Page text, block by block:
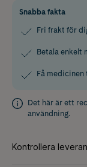
Snabba fakta
Fri frakt för
Betala enkelt
Få
Det här är ett
användning.